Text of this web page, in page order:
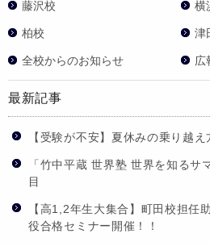
藤沢校 横
柏校 津
全校からのお知らせ 広
最新記事
【受験が不安】夏休みの乗り越え
「竹中平蔵 世界塾 世界を知るサ
目
【高1,2年生大集合】町田校担任
役合格セミナー開催！！